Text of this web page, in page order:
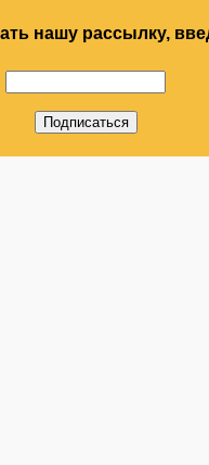
нашу рассылку,